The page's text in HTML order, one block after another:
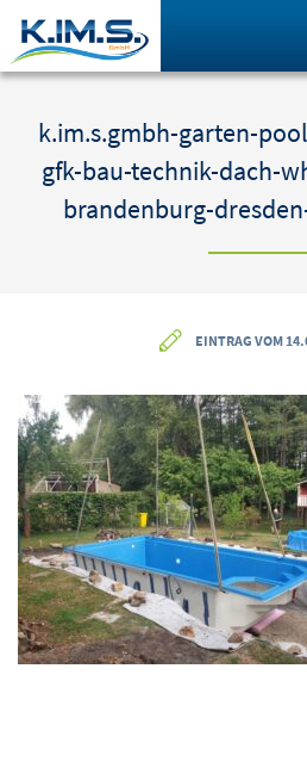
k.im.s.gmbh-garten-
gfk-bau-technik-dach-
brandenburg-
EINTRAG VOM